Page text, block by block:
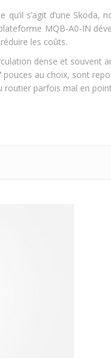
qu’il s’agit d’une
MQB-A0-IN
les coûts.
dense et souvent
au choix, sont
routier parfois mal en